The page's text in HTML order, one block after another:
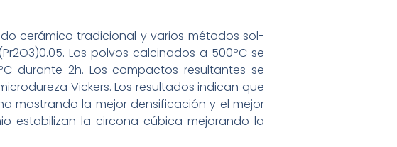
cerámico tradicional y varios métodos sol-
Los polvos calcinados a 500ºC se
durante 2h. Los compactos resultantes se
Vickers. Los resultados indican que
mostrando la mejor densificación y el mejor
estabilizan la circona cúbica mejorando la